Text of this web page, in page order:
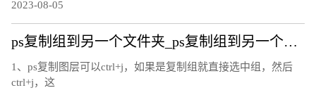
2023-08-05
ps复制组到另一个文件夹_ps复制组到另一个文件
1、ps复制图层可以ctrl+j，如果是复制组就直接选中组，然后
ctrl+j，这